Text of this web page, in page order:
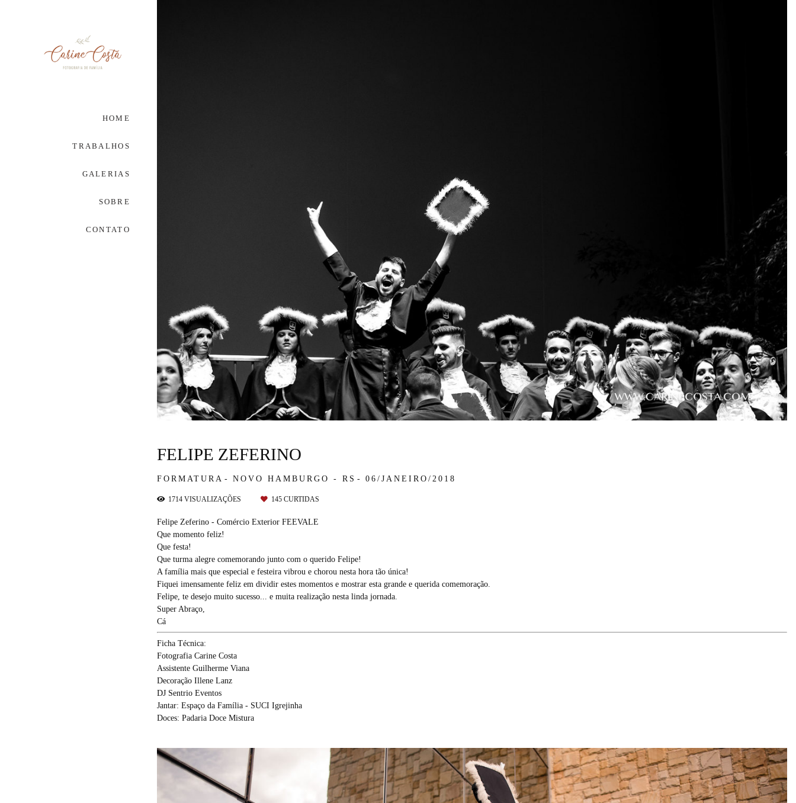
HOME
TRABALHOS
GALERIAS
SOBRE
CONTATO
FORMATURA NOVO HAMBURGO - RS 06/JANEIRO/2018
FELIPE ZEFERINO
1714 VISUALIZAÇÕES 145 CURTIDAS
Felipe Zeferino - Comércio Exterior FEEVALE
Que momento feliz!
Que festa!
Que turma alegre comemorando junto com o querido Felipe!
A família mais que especial e festeira vibrou e chorou nesta hora tão única!
Fiquei imensamente feliz em dividir estes momentos e mostrar esta grande e querida comemoração.
Felipe, te desejo muito sucesso... e muita realização nesta linda jornada.
Super Abraço,
Cá
Ficha Técnica:
Fotografia Carine Costa
Assistente Guilherme Viana
Decoração Illene Lanz
DJ Sentrio Eventos
Jantar: Espaço da Família - SUCI Igrejinha
Doces: Padaria Doce Mistura